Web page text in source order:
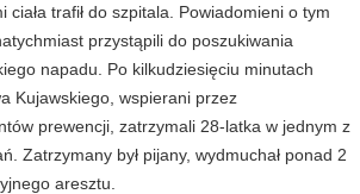
trafił do szpitala. Powiadomieni o tym
przystąpili do poszukiwania
napadu. Po kilkudziesięciu minutach
Kujawskiego, wspierani przez
prewencji, zatrzymali 28-latka w jednym z
Zatrzymany był pijany, wydmuchał ponad 2
aresztu.